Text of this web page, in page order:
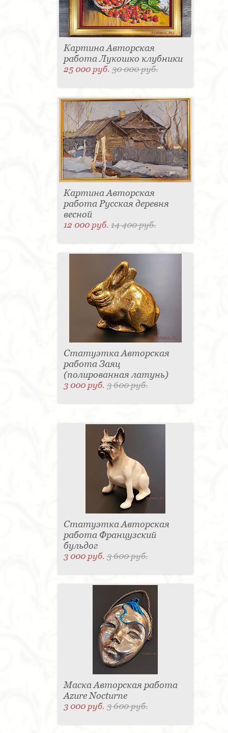
Картина Авторская
работа Лукошко клубники
25 000 руб.30 000 руб.
Картина Авторская
работа Русская деревня
весной
12 000 руб.14 400 руб.
Статуэтка Авторская
работа Заяц
(полированная латунь)
3 000 руб.3 600 руб.
Статуэтка Авторская
работа Французский
бульдог
3 000 руб.3 600 руб.
Маска Авторская работа
Azure Nocturne
3 000 руб.3 600 руб.